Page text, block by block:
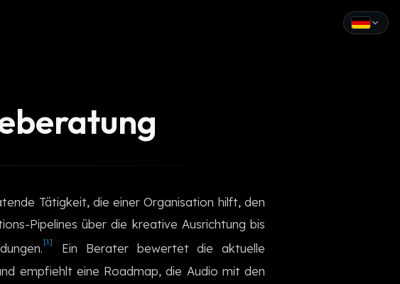
Tätigkeit, die einer Organisation hilft, den
Pipelines über die kreative Ausrichtung bis
[1]
Ein Berater bewertet die aktuelle
empfiehlt eine Roadmap, die Audio mit den